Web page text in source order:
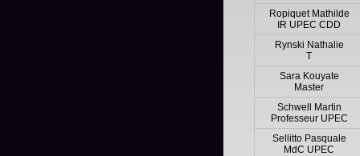
Ropiquet Mathilde
IR UPEC CDD
Rynski Nathalie
T
Sara Kouyate
Master
Schwell Martin
Professeur UPEC
Sellitto Pasquale
MdC UPEC